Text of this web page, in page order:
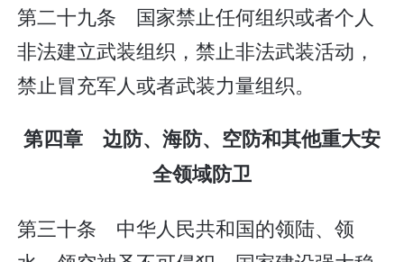
第二十九条 国家禁止任何组织或者个人
非法建立武装组织，禁止非法武装活动，
禁止冒充军人或者武装力量组织。
第四章 边防、海防、空防和其他重大安
全领域防卫
第三十条 中华人民共和国的领陆、领